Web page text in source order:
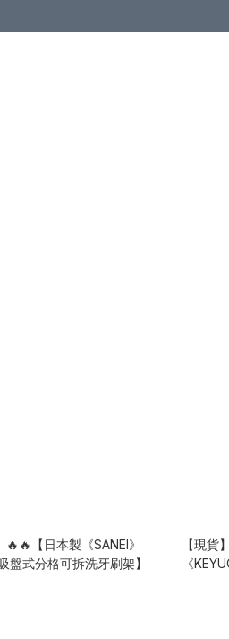
🔥🔥【日本製《SANEI》
盤式分格可拆洗牙刷架】
【現貨
《